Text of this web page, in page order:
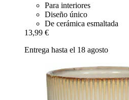
Para interiores
Diseño único
De cerámica esmaltada
13,99 €
Entrega hasta el 18 agosto